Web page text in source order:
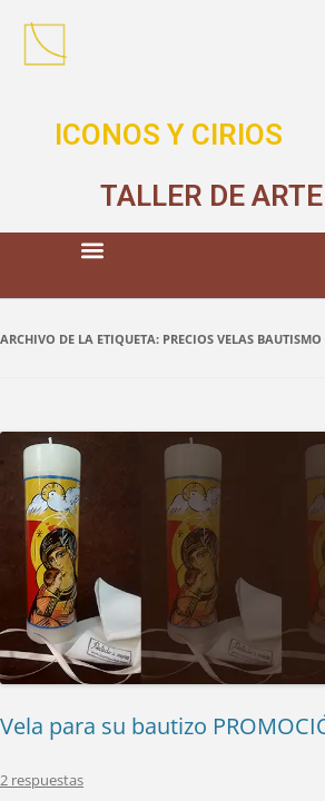
ICONOS Y CIRIOS
TALLER DE
ARCHIVO DE LA ETIQUETA: PRECIOS VELAS BAUTISMO
Vela para su bautizo
2 respuestas